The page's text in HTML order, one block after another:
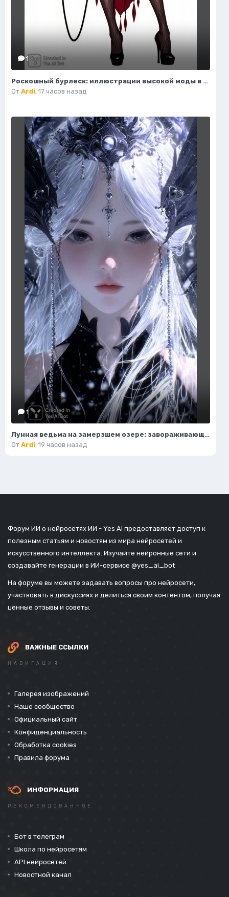
1
Роскошный бурлеск: иллюстрации высокой моды в стиле кабаре Мулен Руж. Нейронная сеть Flux 1
От Ardi, 17 часов назад
1
Лунная ведьма на замерзшем озере: завораживающая иллюстрация в стиле темного фэнтези. Нейронная сеть Midjourney
От Ardi, 19 часов назад
Форум ИИ о нейросетях ИИ - Yes Ai предоставляет доступ к
полезным статьям и новостям из мира нейросетей и
искусственного интеллекта. Изучайте нейронные сети и
создавайте генерации в ИИ-сервисе @yes_ai_bot
На форуме вы можете задавать вопросы про нейросети,
участвовать в дискуссиях и делиться своим контентом, получая
ценные отзывы и советы.
ВАЖНЫЕ ССЫЛКИ
НАВИГАЦИЯ
Галерея изображений
Наше сообщество
Официальный сайт
Конфиденциальность
Обработка cookies
Правила форума
ИНФОРМАЦИЯ
РЕКОМЕНДОВАННОЕ
Бот в телеграм
Школа по нейросетям
API нейросетей
Новостной канал